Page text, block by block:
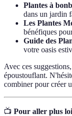
Plantes à
dans un jardin
Les Plantes
bénéfiques
Guide des
votre oasis
Avec ces
époustouflant.
combiner pour créer
📺 Pour aller plus